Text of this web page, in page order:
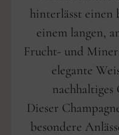
hinterlässt
einem langen,
Frucht- und
elegante
nachhaltiges
Dieser
besondere